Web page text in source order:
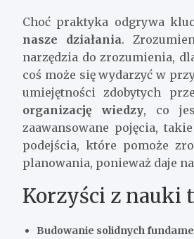
Choć praktyka odgrywa
nasze działania.
narzędzia do zrozumienia,
coś może się wydarzyć w
umiejętności zdobytych
organizację wiedzy, co
zaawansowane pojęcia,
podejścia, które pomoże
planowania, ponieważ daje
Korzyści z nauki
Budowanie solidnych